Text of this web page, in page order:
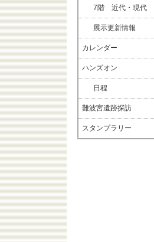
7階 近代・現代
展示更新情報
カレンダー
ハンズオン
日程
難波宮遺跡探訪
スタンプラリー